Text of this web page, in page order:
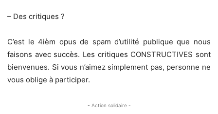
– Des critiques ?
C’est le 4ièm opus de spam d’utilité publique que nous
faisons avec succès. Les critiques CONSTRUCTIVES sont
bienvenues. Si vous n’aimez simplement pas, personne ne
vous oblige à participer.
- Action solidaire -